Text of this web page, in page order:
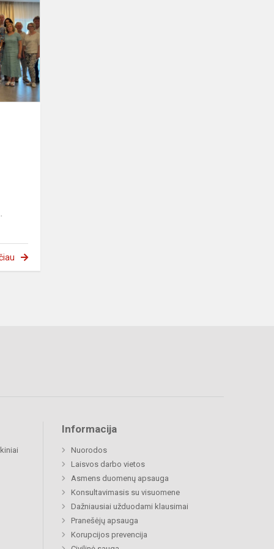
bendruomenės
išvyka
Informacija
Nuorodos
Laisvos darbo vietos
Asmens duomenų apsauga
Konsultavimasis su visuomene
Dažniausiai užduodami klausimai
Pranešėjų apsauga
Korupcijos prevencija